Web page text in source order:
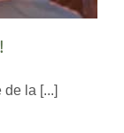
la [...]